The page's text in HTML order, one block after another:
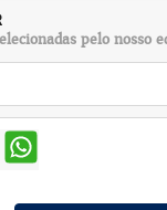
pelo nosso